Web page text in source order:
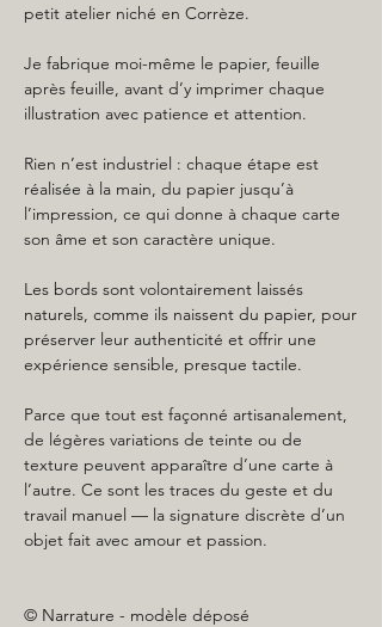
petit atelier niché en Corrèze.
Je fabrique moi-même le papier, feuille
après feuille, avant d’y imprimer chaque
illustration avec patience et attention.
Rien n’est industriel : chaque étape est
réalisée à la main, du papier jusqu’à
l’impression, ce qui donne à chaque carte
son âme et son caractère unique.
Les bords sont volontairement laissés
naturels, comme ils naissent du papier, pour
préserver leur authenticité et offrir une
expérience sensible, presque tactile.
Parce que tout est façonné artisanalement,
de légères variations de teinte ou de
texture peuvent apparaître d’une carte à
l’autre. Ce sont les traces du geste et du
travail manuel — la signature discrète d’un
objet fait avec amour et passion.
© Narrature - modèle déposé